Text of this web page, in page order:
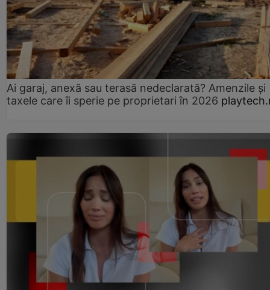
Ai garaj, anexă sau terasă nedeclarată? Amenzile și
taxele care îi sperie pe proprietari în 2026